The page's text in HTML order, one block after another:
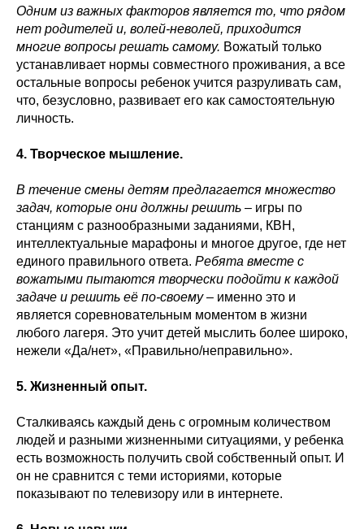
Одним из важных факторов является то, что рядом
нет родителей и, волей-неволей, приходится
многие вопросы решать самому. Вожатый только
устанавливает нормы совместного проживания, а все
остальные вопросы ребенок учится разруливать сам,
что, безусловно, развивает его как самостоятельную
личность.
4. Творческое мышление.
В течение смены детям предлагается множество
задач, которые они должны решить – игры по
станциям с разнообразными заданиями, КВН,
интеллектуальные марафоны и многое другое, где нет
единого правильного ответа. Ребята вместе с
вожатыми пытаются творчески подойти к каждой
задаче и решить её по-своему– именно это и
является соревновательным моментом в жизни
любого лагеря. Это учит детей мыслить более широко,
нежели «Да/нет», «Правильно/неправильно».
5. Жизненный опыт.
Сталкиваясь каждый день с огромным количеством
людей и разными жизненными ситуациями, у ребенка
есть возможность получить свой собственный опыт. И
он не сравнится с теми историями, которые
показывают по телевизору или в интернете.